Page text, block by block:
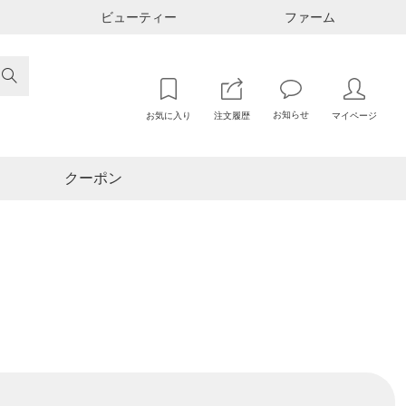
ビューティー ファーム

お気に入り 注文履歴 お知らせ マイページ
クーポン